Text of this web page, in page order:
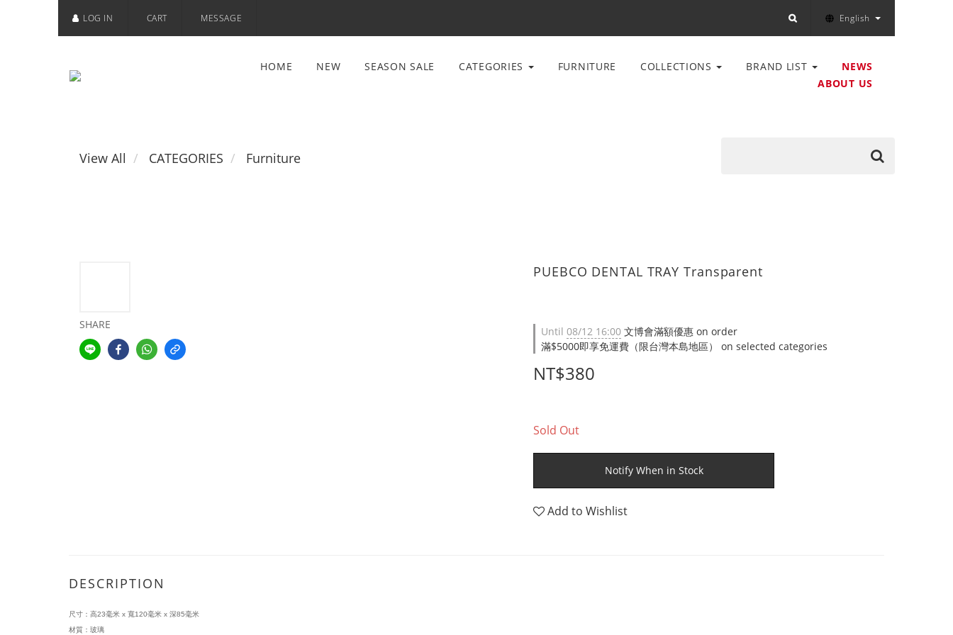
LOG IN CART MESSAGE English
HOME NEW SEASON SALE CATEGORIES FURNITURE COLLECTIONS BRAND LIST
NEWS
ABOUT US
View All CATEGORIES Furniture
SHARE
PUEBCO DENTAL TRAY Transparent
Until 08/12 16:00 文博會滿額優惠 on order
滿$5000即享免運費（限台灣本島地區） on selected categories
NT$380
Sold Out
Notify When in Stock
Add to Wishlist
DESCRIPTION
尺寸：高23毫米 x 寬120毫米 x 深85毫米
材質：玻璃